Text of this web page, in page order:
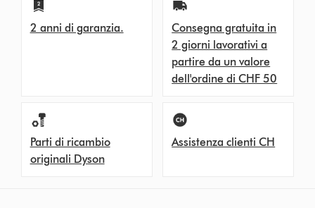
2 anni di garanzia.
Consegna gratuita in
2 giorni lavorativi a
partire da un valore
dell'ordine di CHF 50
Parti di ricambio
originali Dyson
Assistenza clienti CH